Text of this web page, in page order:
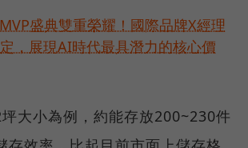
盛典雙重榮耀！國際品牌X經理
，展現AI時代最具潛力的核心價
大小為例，約能存放200~230件